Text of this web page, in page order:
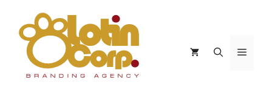
contenu
Menu